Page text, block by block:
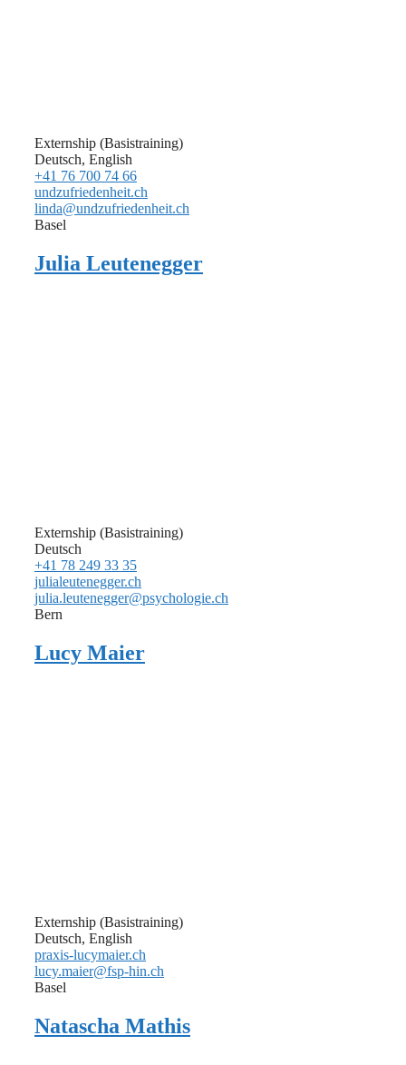
Externship (Basistraining)
Deutsch, English
+41 76 700 74 66
undzufriedenheit.ch
linda@undzufriedenheit.ch
Basel
Julia Leutenegger
Externship (Basistraining)
Deutsch
+41 78 249 33 35
julialeutenegger.ch
julia.leutenegger@psychologie.ch
Bern
Lucy Maier
Externship (Basistraining)
Deutsch, English
praxis-lucymaier.ch
lucy.maier@fsp-hin.ch
Basel
Natascha Mathis